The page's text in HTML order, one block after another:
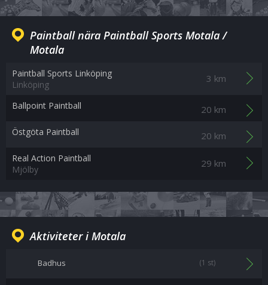
Paintball nära Paintball Sports Motala /
Motala
Paintball Sports Linköping
Linköping
3 km
Ballpoint Paintball 20 km
Östgöta Paintball 20 km
Real Action Paintball
Mjölby
29 km
Aktiviteter i Motala
Badhus (1 st)